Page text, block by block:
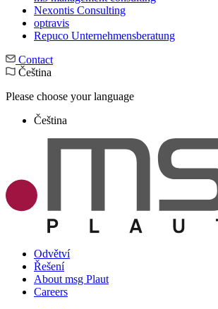
Nexontis Consulting
optravis
Repuco Unternehmensberatung
Contact
Čeština
Please choose your language
Čeština
Odvětví
Řešení
About msg Plaut
Careers